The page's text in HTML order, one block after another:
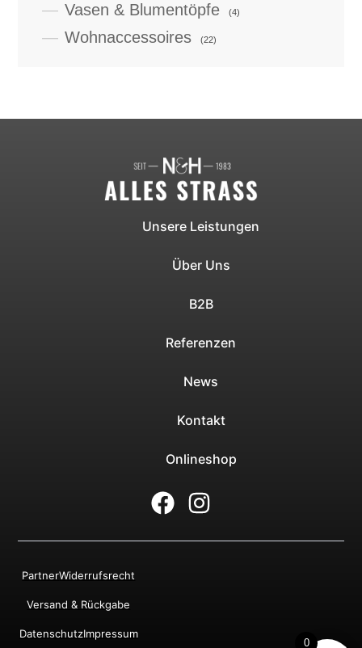
Vasen & Blumentöpfe (4)
Wohnaccessoires (22)
Unsere Leistungen
Über Uns
B2B
Referenzen
News
Kontakt
Onlineshop
PartnerWiderrufsrecht
Versand & Rückgabe
DatenschutzImpressum
0